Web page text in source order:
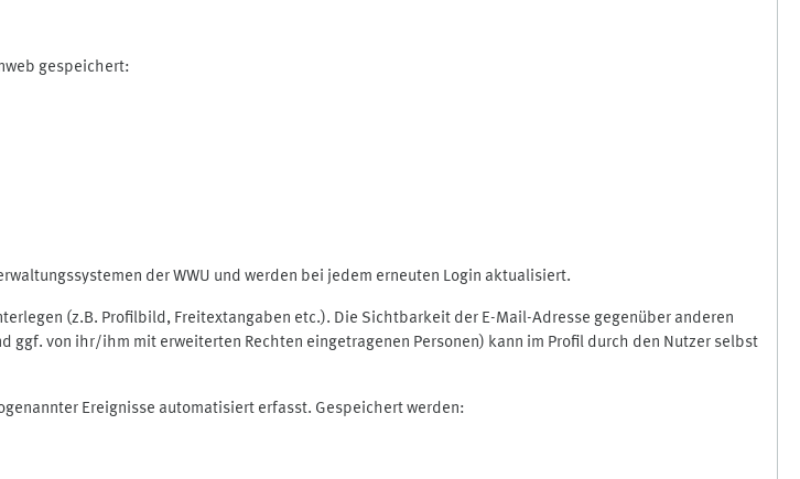
gespeichert:
der WWU und werden bei jedem erneuten Login aktualisiert.
(z.B. Profilbild, Freitextangaben etc.). Die Sichtbarkeit der E-Mail-Adresse gegenüber anderen
von ihr/ihm mit erweiterten Rechten eingetragenen Personen) kann im Profil durch den Nutzer selbst
Ereignisse automatisiert erfasst. Gespeichert werden: